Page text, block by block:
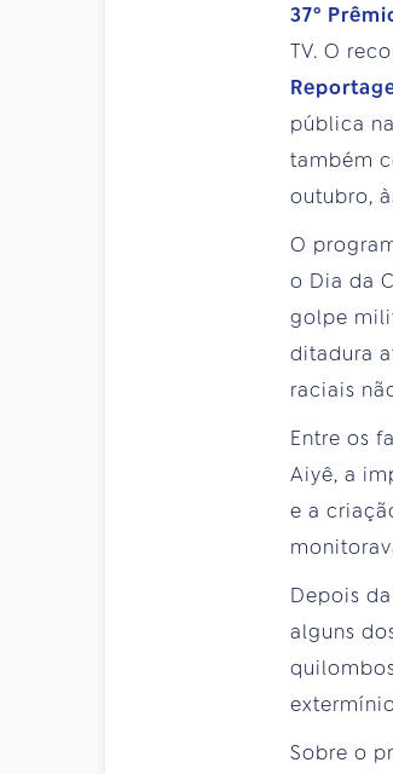
37º
TV. O
pública
também
outubro,
O
o Dia da
golpe
ditadura
raciais
Entre os
Aiyê, a
e a
Depois
alguns
Sobre o